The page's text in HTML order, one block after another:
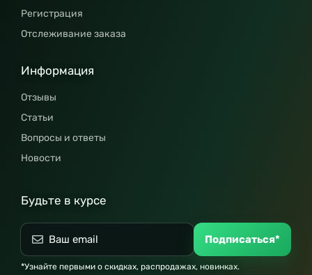
Регистрация
Отслеживание заказа
Информация
Отзывы
Статьи
Вопросы и ответы
Новости
Будьте в курсе
Подписаться*
*Узнайте первыми о скидках, распродажах, новинках.